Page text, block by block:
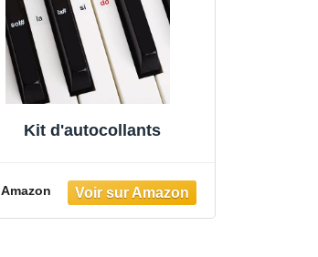
Kit d'autocollants
Amazon